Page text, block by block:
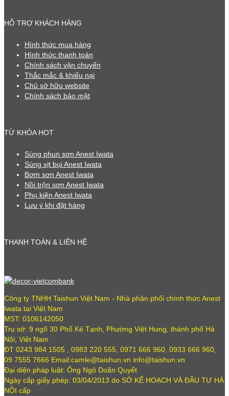
HỖ TRỢ KHÁCH HÀNG
Hình thức mua hàng
Hình thức thanh toán
Chính sách vận chuyển
Thắc mắc & khiếu nại
Chủ sở hữu website
Chính sách bảo mật
TỪ KHÓA HOT
Súng phun sơn Anest Iwata
Súng xịt bụi Anest Iwata
Bơm sơn Anest Iwata
Nồi trộn sơn Anest Iwata
Phụ kiện Anest Iwata
Lưu ý khi đặt hàng
THANH TOÁN & LIÊN HỆ
Công ty TNHH Taishun Việt Nam - Nhà phân phối chính thức Anest
Iwata tại Việt Nam
MST: 0106142050
Trụ sở: 9 ngõ 30 Phố Kẻ Tạnh, Phường Việt Hưng, thành phố Hà
Nội, Việt Nam
ĐT 0243 984 1505 , 0983 220 555, 0971 666 960, 0933 666 960,
09 7555 7666 Email:camle@taishun.vn info@taishun.vn
Đại diện pháp luật: Ông Ngô Doãn Quyết
Ngày cấp giấy phép: 03/04/2013 do SỞ KẾ HOẠCH VÀ ĐẦU TƯ HÀ
NỘI cấp